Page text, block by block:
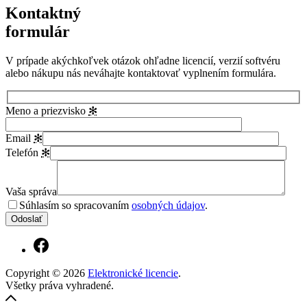
Kontaktný
formulár
V prípade akýchkoľvek otázok ohľadne licencií, verzií softvéru
alebo nákupu nás neváhajte kontaktovať vyplnením formulára.
Meno a priezvisko ✻
Email ✻
Telefón ✻
Vaša správa
Súhlasím so spracovaním osobných údajov.
Copyright © 2026 Elektronické licencie.
Všetky práva vyhradené.
Vytvořil
Späť